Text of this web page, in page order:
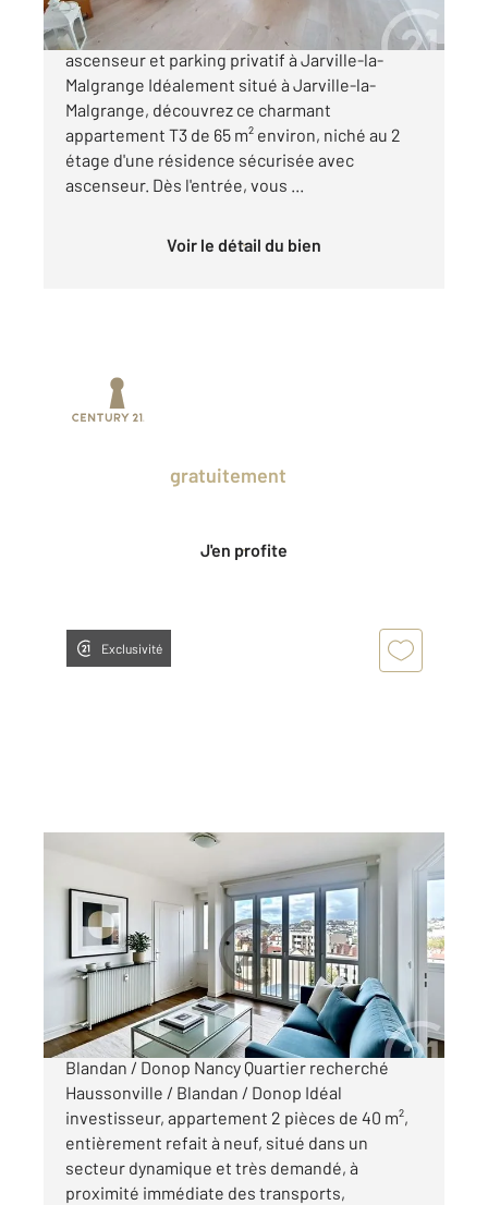
À vendre Bel appartement T3 avec balcon,
ascenseur et parking privatif à Jarville-la-
Malgrange Idéalement situé à Jarville-la-
Malgrange, découvrez ce charmant
appartement T3 de 65 m² environ, niché au 2
étage d'une résidence sécurisée avec
ascenseur. Dès l'entrée, vous ...
Voir le détail du bien
gratuitement
J'en profite
Exclusivité
40 m
Ref : 40589
Appartement F2 à vendre
95 000 €
Appartement 2 pièces 40 m² Haussonville /
Blandan / Donop Nancy Quartier recherché
Haussonville / Blandan / Donop Idéal
investisseur, appartement 2 pièces de 40 m²,
entièrement refait à neuf, situé dans un
secteur dynamique et très demandé, à
proximité immédiate des transports,